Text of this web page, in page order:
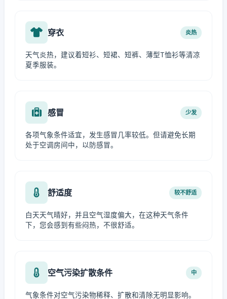
穿衣 炎热
天气炎热，建议着短衫、短裙、短裤、薄型T恤衫等清凉
夏季服装。
感冒 少发
各项气象条件适宜，发生感冒几率较低。但请避免长期
处于空调房间中，以防感冒。
舒适度 较不舒适
白天天气晴好，并且空气湿度偏大，在这种天气条件
下，您会感到有些闷热，不很舒适。
空气污染扩散条件 中
气象条件对空气污染物稀释、扩散和清除无明显影响。